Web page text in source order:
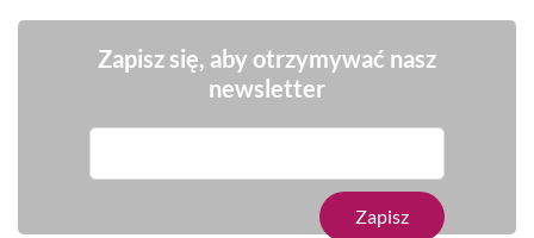
Zapisz się, aby otrzymywać nasz
newsletter